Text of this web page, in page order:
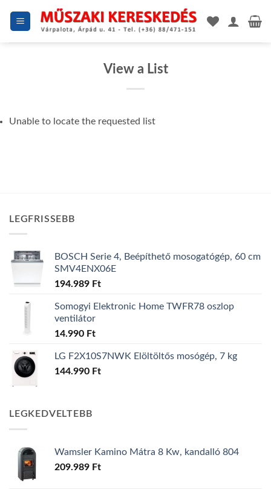
View a List
Unable to locate the requested list
LEGFRISSEBB
BOSCH Serie 4, Beépíthető mosogatógép, 60 cm
SMV4ENX06E
194.989 Ft
Somogyi Elektronic Home TWFR78 oszlop
ventilátor
14.990 Ft
LG F2X10S7NWK Elöltöltős mosógép, 7 kg
144.990 Ft
LEGKEDVELTEBB
Wamsler Kamino Mátra 8 Kw, kandalló 804
209.989 Ft